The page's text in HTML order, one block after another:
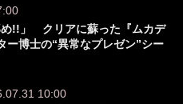
め!!」 クリアに蘇った『ムカデ
ー博士の“異常なプレゼン”シー
10:00